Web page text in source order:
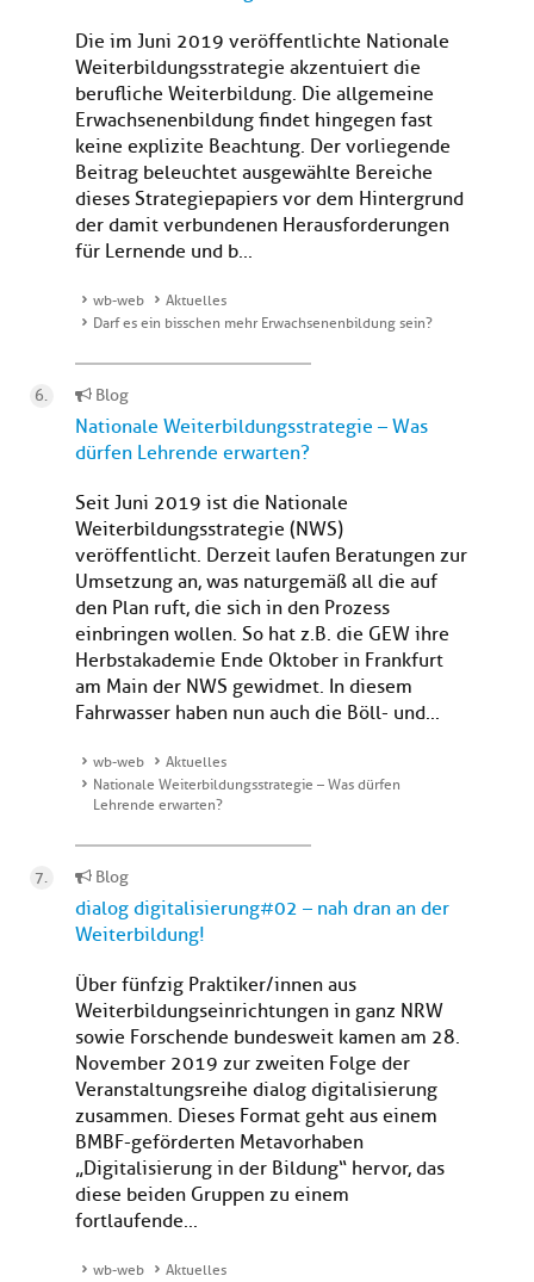
Die im Juni 2019 veröffentlichte Nationale
Weiterbildungsstrategie akzentuiert die
berufliche Weiterbildung. Die allgemeine
Erwachsenenbildung findet hingegen fast
keine explizite Beachtung. Der vorliegende
Beitrag beleuchtet ausgewählte Bereiche
dieses Strategiepapiers vor dem Hintergrund
der damit verbundenen Herausforderungen
für Lernende und b...
wb-web
Aktuelles
Darf es ein bisschen mehr Erwachsenenbildung sein?
Blog
Nationale Weiterbildungsstrategie – Was
dürfen Lehrende erwarten?
Seit Juni 2019 ist die Nationale
Weiterbildungsstrategie (NWS)
veröffentlicht. Derzeit laufen Beratungen zur
Umsetzung an, was naturgemäß all die auf
den Plan ruft, die sich in den Prozess
einbringen wollen. So hat z.B. die GEW ihre
Herbstakademie Ende Oktober in Frankfurt
am Main der NWS gewidmet. In diesem
Fahrwasser haben nun auch die Böll- und...
wb-web
Aktuelles
Nationale Weiterbildungsstrategie – Was dürfen
Lehrende erwarten?
Blog
dialog digitalisierung#02 – nah dran an der
Weiterbildung!
Über fünfzig Praktiker/innen aus
Weiterbildungseinrichtungen in ganz NRW
sowie Forschende bundesweit kamen am 28.
November 2019 zur zweiten Folge der
Veranstaltungsreihe dialog digitalisierung
zusammen. Dieses Format geht aus einem
BMBF-geförderten Metavorhaben
„Digitalisierung in der Bildung“ hervor, das
diese beiden Gruppen zu einem
fortlaufende...
wb-web
Aktuelles